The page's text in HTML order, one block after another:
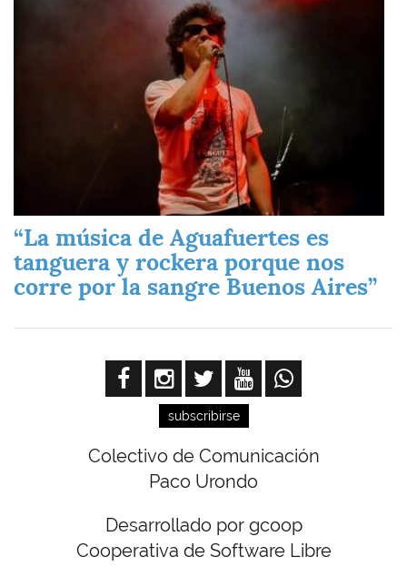
“La música de Aguafuertes es
tanguera y rockera porque nos
corre por la sangre Buenos Aires”
subscribirse
Colectivo de Comunicación
Paco Urondo
Desarrollado por gcoop
Cooperativa de Software Libre